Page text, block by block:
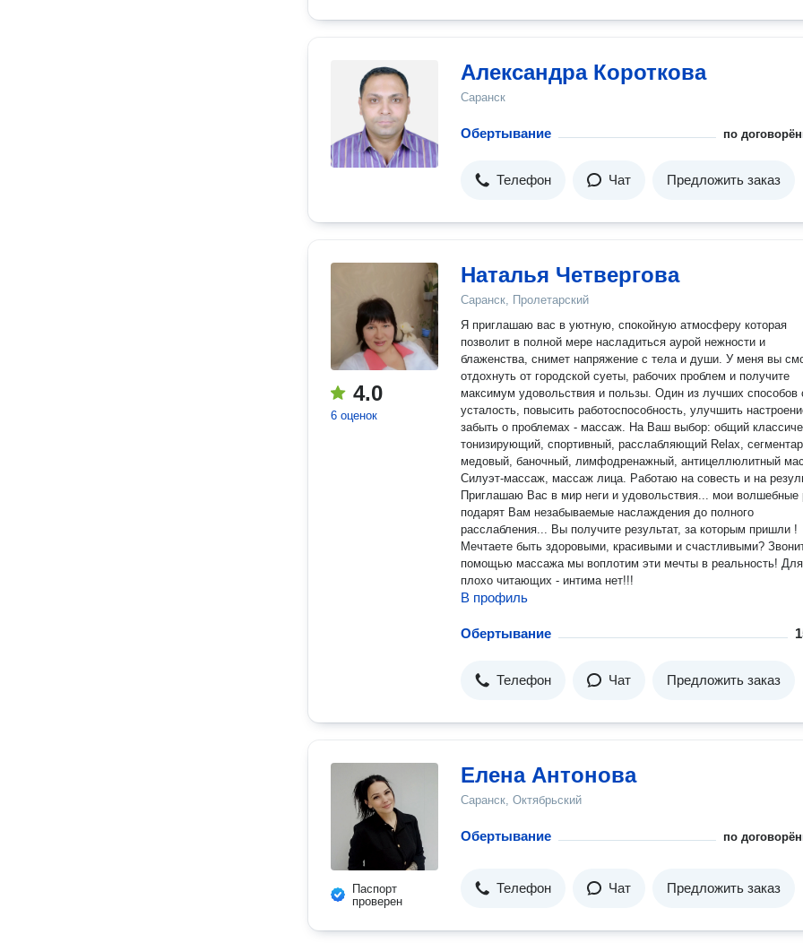
Александра Короткова
Саранск
Обертывание по
Телефон Чат Предложить заказ
4.0
6 оценок
Наталья Четвергова
Саранск, Пролетарский
Я приглашаю вас в уютную, спокойную атмосферу которая
позволит в полной мере насладиться аурой нежности и
блаженства, снимет напряжение с тела и души. У меня вы сможете
отдохнуть от городской суеты, рабочих проблем и получите
максимум удовольствия и пользы. Один из лучших способов
усталость, повысить работоспособность, улучшить
забыть о проблемах - массаж. На Ваш выбор: общий классический,
тонизирующий, спортивный, расслабляющий Relax,
медовый, баночный, лимфодренажный, антицеллюлитный
Силуэт-массаж, массаж лица. Работаю на совесть и на
Приглашаю Вас в мир неги и удовольствия... мои волшебные
подарят Вам незабываемые наслаждения до полного
расслабления... Вы получите результат, за которым пришли !
Мечтаете быть здоровыми, красивыми и счастливыми?
помощью массажа мы воплотим эти мечты в реальность! Для
плохо читающих - интима нет!!!
В профиль
Обертывание
Телефон Чат Предложить заказ
Паспорт
проверен
Елена Антонова
Саранск, Октябрьский
Обертывание по
Телефон Чат Предложить заказ